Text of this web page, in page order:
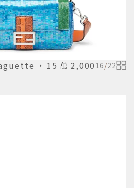
，15萬2,000 16/22